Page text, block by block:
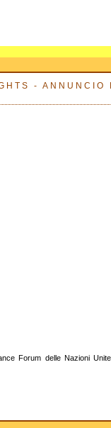
- ANNUNCIO
Forum delle Nazioni